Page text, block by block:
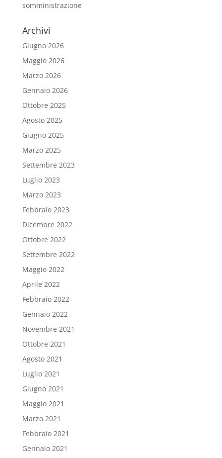
somministrazione
Archivi
Giugno 2026
Maggio 2026
Marzo 2026
Gennaio 2026
Ottobre 2025
Agosto 2025
Giugno 2025
Marzo 2025
Settembre 2023
Luglio 2023
Marzo 2023
Febbraio 2023
Dicembre 2022
Ottobre 2022
Settembre 2022
Maggio 2022
Aprile 2022
Febbraio 2022
Gennaio 2022
Novembre 2021
Ottobre 2021
Agosto 2021
Luglio 2021
Giugno 2021
Maggio 2021
Marzo 2021
Febbraio 2021
Gennaio 2021